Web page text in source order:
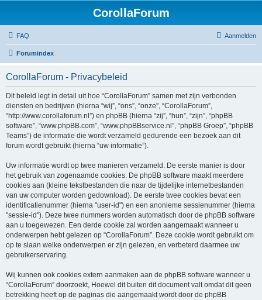
CorollaForum
FAQ Aanmelden
Forumindex
CorollaForum - Privacybeleid
Dit beleid legt in detail uit hoe “CorollaForum” samen met zijn verbonden
diensten en bedrijven (hierna “wij”, “ons”, “onze”, “CorollaForum”,
“http://www.corollaforum.nl”) en phpBB (hierna “zij”, “hun”, “zijn”, “phpBB
software”, “www.phpBB.com”, “www.phpBBservice.nl”, “phpBB Groep”, “phpBB
Teams”) de informatie die wordt verzameld gedurende een bezoek aan dit
forum wordt gebruikt (hierna “uw informatie”).
Uw informatie wordt op twee manieren verzameld. De eerste manier is door
het gebruik van zogenaamde cookies. De phpBB software maakt meerdere
cookies aan (kleine tekstbestanden die naar de tijdelijke internetbestanden
van uw computer worden gedownload). De eerste twee cookies bevat een
identificatienummer (hierna "user-id") en een anonieme sessienummer (hierna
"sessie-id"). Deze twee nummers worden automatisch door de phpBB software
aan u toegewezen. Een derde cookie zal worden aangemaakt wanneer u
onderwerpen hebt gelezen op “CorollaForum”. Deze cookie wordt gebruikt om
op te slaan welke onderwerpen er zijn gelezen, en verbeterd daarmee uw
gebruikerservaring.
Wij kunnen ook cookies extern aanmaken aan de phpBB software wanneer u
“CorollaForum” doorzoekt, Hoewel dit buiten dit document valt omdat dit geen
betrekking heeft op de paginas die aangemaakt wordt door de phpBB